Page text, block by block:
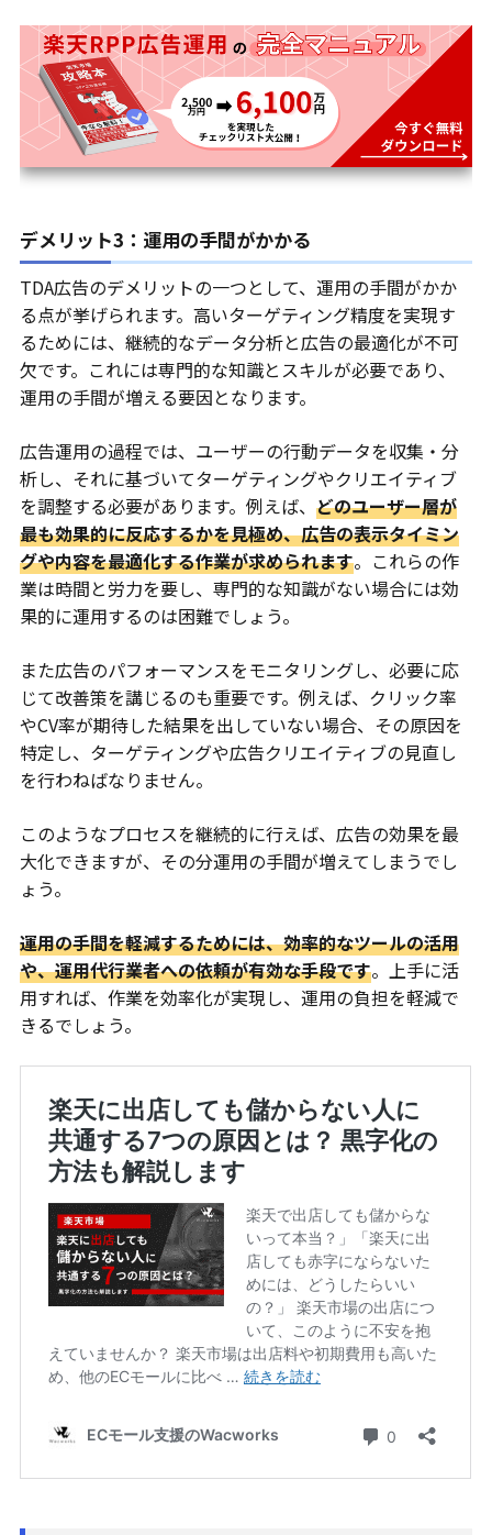
デメリット3：運用の手間がかかる
TDA広告のデメリットの一つとして、運用の手間がかか
る点が挙げられます。高いターゲティング精度を実現す
るためには、継続的なデータ分析と広告の最適化が不可
欠です。これには専門的な知識とスキルが必要であり、
運用の手間が増える要因となります。
広告運用の過程では、ユーザーの行動データを収集・分
析し、それに基づいてターゲティングやクリエイティブ
を調整する必要があります。例えば、どのユーザー層が
最も効果的に反応するかを見極め、広告の表示タイミン
グや内容を最適化する作業が求められます。これらの作
業は時間と労力を要し、専門的な知識がない場合には効
果的に運用するのは困難でしょう。
また広告のパフォーマンスをモニタリングし、必要に応
じて改善策を講じるのも重要です。例えば、クリック率
やCV率が期待した結果を出していない場合、その原因を
特定し、ターゲティングや広告クリエイティブの見直し
を行わねばなりません。
このようなプロセスを継続的に行えば、広告の効果を最
大化できますが、その分運用の手間が増えてしまうでし
ょう。
運用の手間を軽減するためには、効率的なツールの活用
や、運用代行業者への依頼が有効な手段です。上手に活
用すれば、作業を効率化が実現し、運用の負担を軽減で
きるでしょう。